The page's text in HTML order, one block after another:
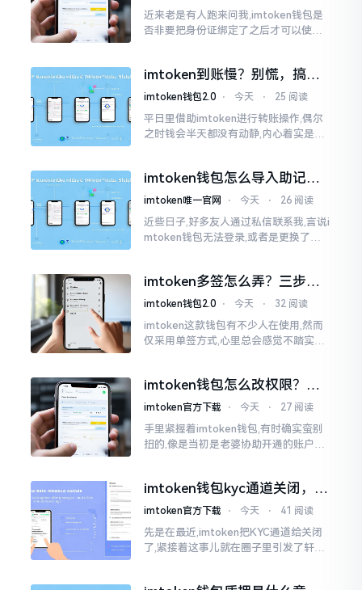
近来老是有人跑来问我,imtoken钱包是
否非要把身份证绑定了之后才可以使用
清楚了
imtoken到账慢？别慌，搞懂
这几点比啥都强
imtoken钱包2.0 ⋅ 今天 ⋅ 25 阅读
平日里借助imtoken进行转账操作,偶尔
之时钱会半天都没有动静,内心着实是挺
这个东西呢
imtoken钱包怎么导入助记
词？手把手教你找回资产
imtoken唯一官网 ⋅ 今天 ⋅ 26 阅读
近些日子,好多友人通过私信联系我,言说i
mtoken钱包无法登录,或者是更换了手
imtoken多签怎么弄？三步搞
定，资产更安全
imtoken钱包2.0 ⋅ 今天 ⋅ 32 阅读
imtoken这款钱包有不少人在使用,然而
仅采用单签方式,心里总会感觉不踏实。
上就是给资产增添一道保障
imtoken钱包怎么改权限？老
用户手把手教你换主人
imtoken官方下载 ⋅ 今天 ⋅ 27 阅读
手里紧握着imtoken钱包,有时确实蛮别
扭的,像是当初是老婆协助开通的账户呢,
imtoken钱包kyc通道关闭，你
的资产咋办？
imtoken官方下载 ⋅ 今天 ⋅ 41 阅读
先是在最近,imtoken把KYC通道给关闭
了,紧接着这事儿就在圈子里引发了轩然